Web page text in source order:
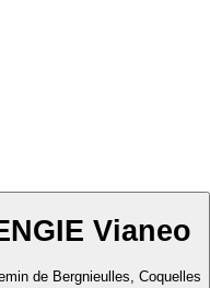
Vianeo
de Bergnieulles, Coquelles